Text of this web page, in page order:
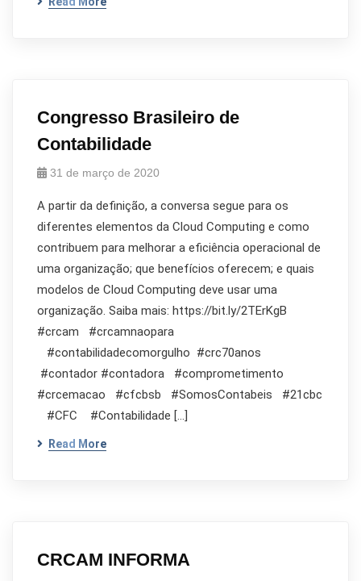
Congresso Brasileiro de
Contabilidade
31 de março de 2020
A partir da definição, a conversa segue para os
diferentes elementos da Cloud Computing e como
contribuem para melhorar a eficiência operacional de
uma organização; que benefícios oferecem; e quais
modelos de Cloud Computing deve usar uma
organização. Saiba mais: https://bit.ly/2TErKgB
#crcam #crcamnaopara
#contabilidadecomorgulho #crc70anos
#contador #contadora #comprometimento
#crcemacao #cfcbsb #SomosContabeis #21cbc
#CFC #Contabilidade […]
Read More
CRCAM INFORMA